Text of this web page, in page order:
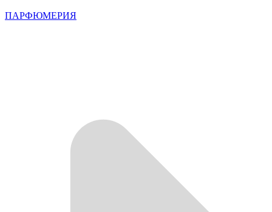
ПАРФЮМЕРИЯ